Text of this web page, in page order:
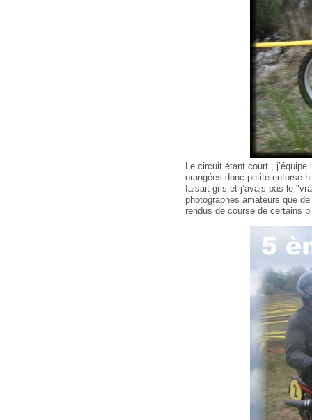
Le circuit étant court ,
orangées donc petite entorse
faisait gris et j’avais pas le
photographes amateurs que
rendus de course de certains